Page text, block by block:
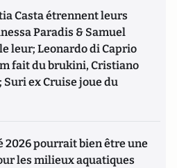
Casta étrennent leurs
Paradis & Samuel
leur; Leonardo di Caprio
fait du brukini, Cristiano
ex Cruise joue du
2026 pourrait bien être une
les milieux aquatiques